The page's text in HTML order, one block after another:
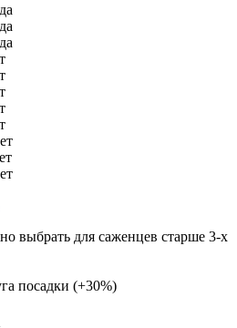
выбрать для саженцев старше 3-х
посадки (+30%)